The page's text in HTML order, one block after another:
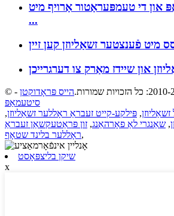
און די טעמפּעראַטור אַרויף מיט
...
הייס פּראָדוקטן -
סיטעמאַפּ
זשאַליוזן, פּילקע-קייט זעבראַ ראָללער זשאַליוזן,
, שאַנגרי לאַ פאָרהאַנג, זון פּראַטעקשאַן זעבראַ
ראָללער בלינד שטאָף,
שיקן בליצפּאָסט
x